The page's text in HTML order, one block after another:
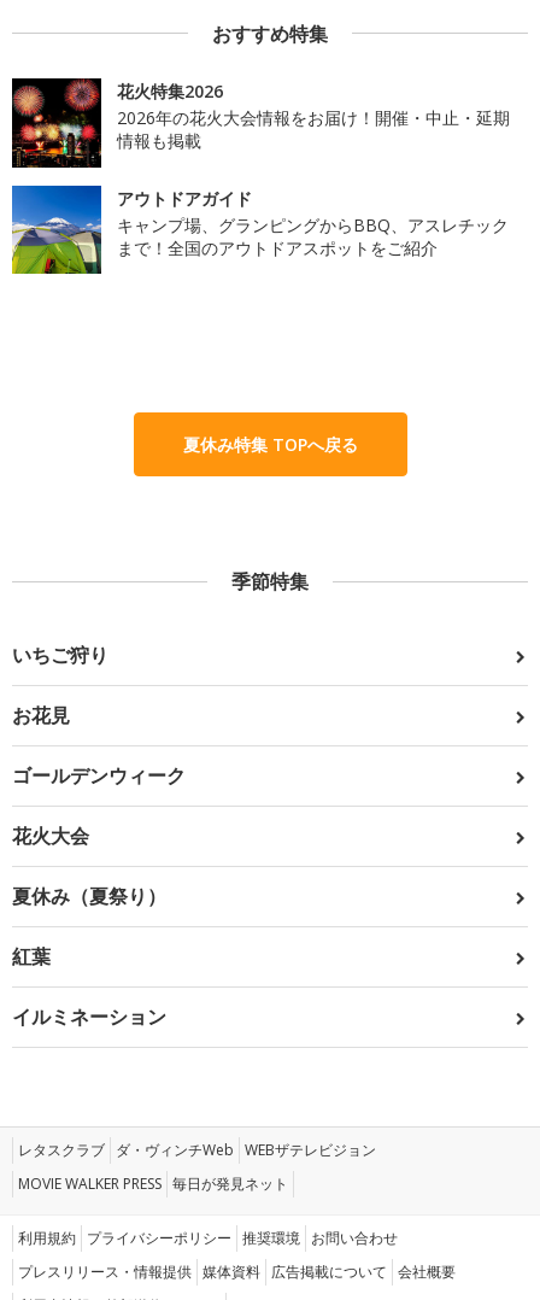
おすすめ特集
花火特集2026
2026年の花火大会情報をお届け！開催・中止・延期
情報も掲載
アウトドアガイド
キャンプ場、グランピングからBBQ、アスレチック
まで！全国のアウトドアスポットをご紹介
夏休み特集 TOPへ戻る
季節特集
いちご狩り
お花見
ゴールデンウィーク
花火大会
夏休み（夏祭り）
紅葉
イルミネーション
レタスクラブ ダ・ヴィンチWeb WEBザテレビジョン
MOVIE WALKER PRESS 毎日が発見ネット
利用規約 プライバシーポリシー 推奨環境 お問い合わせ
プレスリリース・情報提供 媒体資料 広告掲載について 会社概要